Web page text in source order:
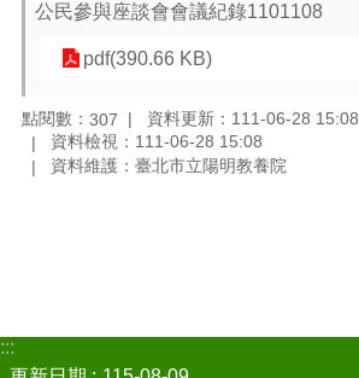
公民參與座談會會議紀錄1101108
pdf(390.66 KB)
點閱數： 307
資料更新：111-06-28 15:08
資料檢視：111-06-28 15:08
資料維護：臺北市立陽明教養院
:::